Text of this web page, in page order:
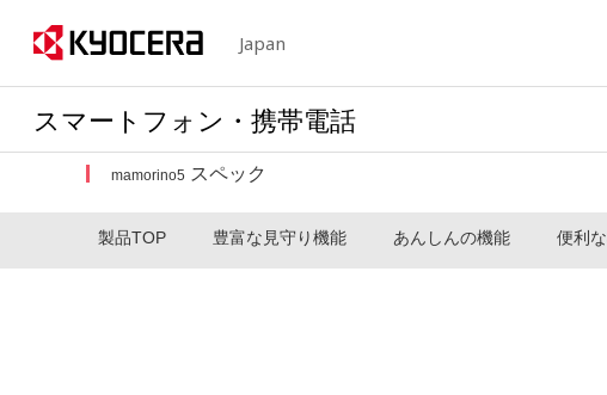
Japan
スマートフォン・携帯電話
mamorino5 スペック
製品TOP 豊富な見守り機能 あんしんの機能 便利